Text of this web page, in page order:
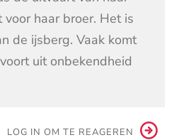
haar broer. Het is
de ijsberg. Vaak komt
uit onbekendheid
LOG IN OM TE REAGEREN